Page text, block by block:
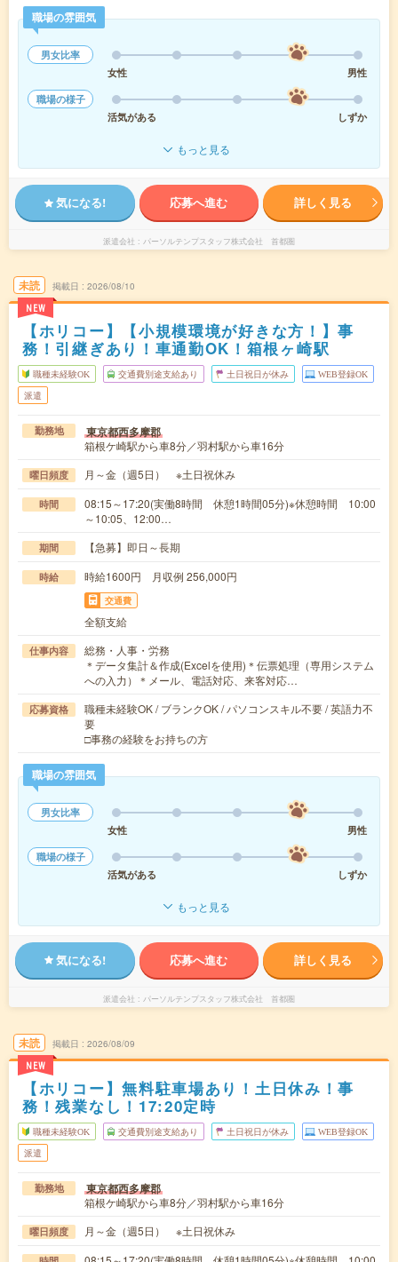
職場の雰囲気
男女比率
女性
男性
職場の様子
活気がある
しずか
もっと見る
気になる! 応募へ進む 詳しく見る
派遣会社 パーソルテンプスタッフ株式会社 首都圏
未読
NEW
掲載日 2026/08/10
【ホリコー】【小規模環境が好きな方！】事
務！引継ぎあり！車通勤OK！箱根ヶ崎駅
職種未経験OK 交通費別途支給あり 土日祝日が休み WEB登録OK
派遣
勤務地 東京都西多摩郡
箱根ケ崎駅から車8分／羽村駅から車16分
曜日頻度 月～金（週5日） ※土日祝休み
時間
08:15～17:20(実働8時間 休憩1時間05分)※休憩時間 10:00
～10:05、12:00…
期間 【急募】即日～長期
時給 時給1600円 月収例 256,000円
交通費
全額支給
仕事内容
総務・人事・労務
＊データ集計＆作成(Excelを使用)＊伝票処理（専用システム
への入力）＊メール、電話対応、来客対応…
応募資格
職種未経験OK / ブランクOK / パソコンスキル不要 / 英語力不
要
□事務の経験をお持ちの方
職場の雰囲気
男女比率
女性
男性
職場の様子
活気がある
しずか
もっと見る
気になる! 応募へ進む 詳しく見る
派遣会社 パーソルテンプスタッフ株式会社 首都圏
未読
NEW
掲載日 2026/08/09
【ホリコー】無料駐車場あり！土日休み！事
務！残業なし！17:20定時
職種未経験OK 交通費別途支給あり 土日祝日が休み WEB登録OK
派遣
勤務地 東京都西多摩郡
箱根ケ崎駅から車8分／羽村駅から車16分
曜日頻度 月～金（週5日） ※土日祝休み